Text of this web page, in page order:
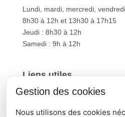
Lundi, mardi, mercredi,
8h30 à 12h et 13h30 à 17h15
Jeudi : 8h30 à 12h
Samedi : 9h à 12h
Liens utiles
Vichy Communauté
Gestion des cookies
Nous utilisons des cookies